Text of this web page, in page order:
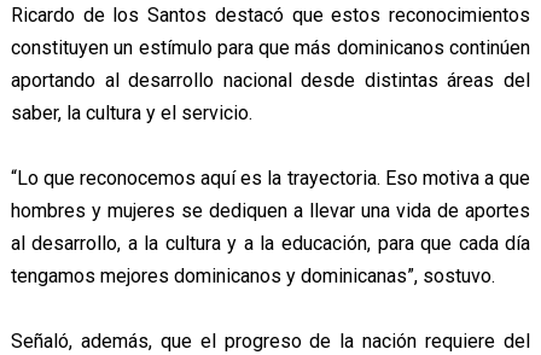
Ricardo de los Santos destacó que estos reconocimientos
constituyen un estímulo para que más dominicanos continúen
aportando al desarrollo nacional desde distintas áreas del
saber, la cultura y el servicio.
“Lo que reconocemos aquí es la trayectoria. Eso motiva a que
hombres y mujeres se dediquen a llevar una vida de aportes
al desarrollo, a la cultura y a la educación, para que cada día
tengamos mejores dominicanos y dominicanas”, sostuvo.
Señaló, además, que el progreso de la nación requiere del